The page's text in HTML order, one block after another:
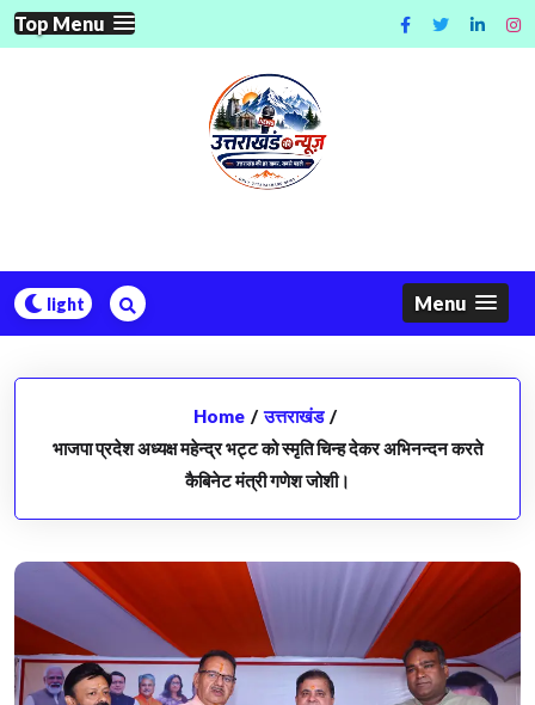
Skip
to
Top Menu
Menu
Home / उत्तराखंड /
भाजपा प्रदेश अध्यक्ष महेन्द्र भट्ट को स्मृति चिन्ह देकर अभिनन्दन करते
कैबिनेट मंत्री गणेश जोशी।